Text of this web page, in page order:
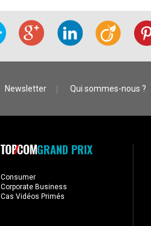
Newsletter Qui sommes-nous ?
GRAND PRIX
Consumer
Corporate Business
Cas Vidéos Primés